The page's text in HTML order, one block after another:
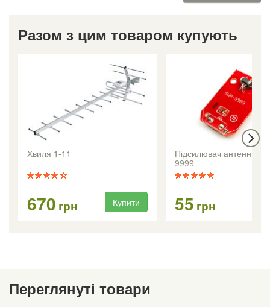
Разом з цим товаром купують
Хвиля 1-11
670 грн Купити
Підсилювач антенний
9999
55 грн
Переглянуті товари